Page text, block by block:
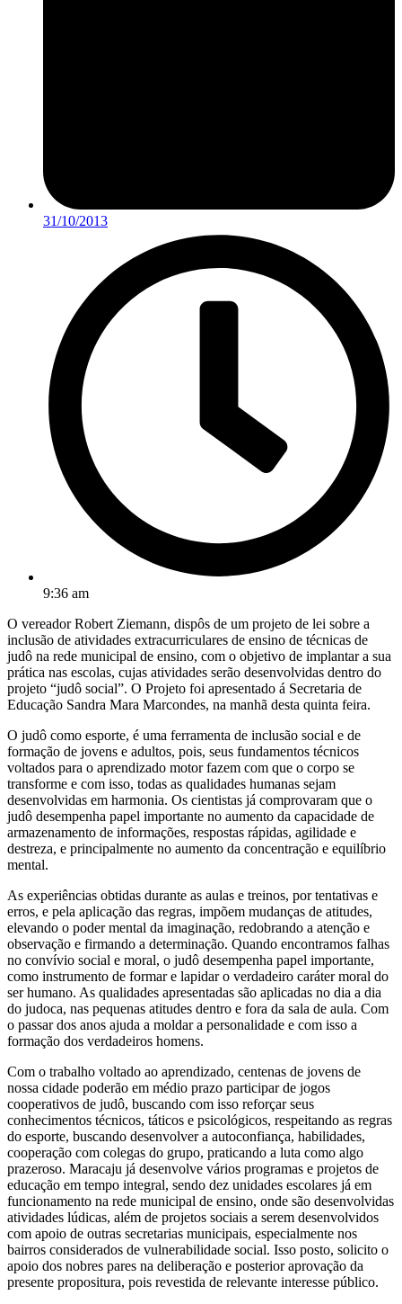
31/10/2013
9:36 am
O vereador Robert Ziemann, dispôs de um projeto de lei sobre a
inclusão de atividades extracurriculares de ensino de técnicas de
judô na rede municipal de ensino, com o objetivo de implantar a sua
prática nas escolas, cujas atividades serão desenvolvidas dentro do
projeto “judô social”. O Projeto foi apresentado á Secretaria de
Educação Sandra Mara Marcondes, na manhã desta quinta feira.
O judô como esporte, é uma ferramenta de inclusão social e de
formação de jovens e adultos, pois, seus fundamentos técnicos
voltados para o aprendizado motor fazem com que o corpo se
transforme e com isso, todas as qualidades humanas sejam
desenvolvidas em harmonia. Os cientistas já comprovaram que o
judô desempenha papel importante no aumento da capacidade de
armazenamento de informações, respostas rápidas, agilidade e
destreza, e principalmente no aumento da concentração e equilíbrio
mental.
As experiências obtidas durante as aulas e treinos, por tentativas e
erros, e pela aplicação das regras, impõem mudanças de atitudes,
elevando o poder mental da imaginação, redobrando a atenção e
observação e firmando a determinação. Quando encontramos falhas
no convívio social e moral, o judô desempenha papel importante,
como instrumento de formar e lapidar o verdadeiro caráter moral do
ser humano. As qualidades apresentadas são aplicadas no dia a dia
do judoca, nas pequenas atitudes dentro e fora da sala de aula. Com
o passar dos anos ajuda a moldar a personalidade e com isso a
formação dos verdadeiros homens.
Com o trabalho voltado ao aprendizado, centenas de jovens de
nossa cidade poderão em médio prazo participar de jogos
cooperativos de judô, buscando com isso reforçar seus
conhecimentos técnicos, táticos e psicológicos, respeitando as regras
do esporte, buscando desenvolver a autoconfiança, habilidades,
cooperação com colegas do grupo, praticando a luta como algo
prazeroso. Maracaju já desenvolve vários programas e projetos de
educação em tempo integral, sendo dez unidades escolares já em
funcionamento na rede municipal de ensino, onde são desenvolvidas
atividades lúdicas, além de projetos sociais a serem desenvolvidos
com apoio de outras secretarias municipais, especialmente nos
bairros considerados de vulnerabilidade social. Isso posto, solicito o
apoio dos nobres pares na deliberação e posterior aprovação da
presente propositura, pois revestida de relevante interesse público.